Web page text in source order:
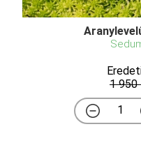
1 950